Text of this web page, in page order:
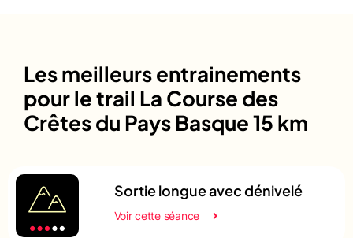
Les meilleurs entrainements
pour le trail La Course des
Crêtes du Pays Basque 15 km
Sortie longue avec dénivelé
Voir cette séance